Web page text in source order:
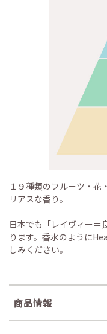
１９種類のフルーツ・花
リアスな香り。
日本でも「レイヴィー＝
ります。香水のように
しみください。
商品情報